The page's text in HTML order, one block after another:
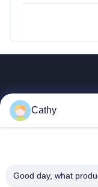
Cathy
Good day, what